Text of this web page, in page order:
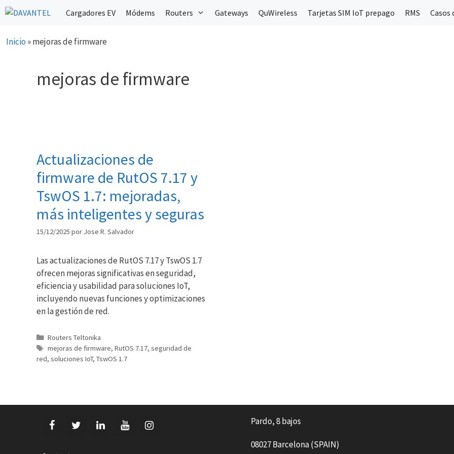
Saltar
al
Cargadores EV Módems Routers Gateways QuWireless Tarjetas SIM IoT prepago RMS Casos
Inicio »mejoras de firmware
mejoras de firmware
Actualizaciones de
firmware de RutOS 7.17 y
TswOS 1.7: mejoradas,
más inteligentes y seguras
15/12/2025 por Jose R. Salvador
Las actualizaciones de RutOS 7.17 y TswOS 1.7
ofrecen mejoras significativas en seguridad,
eficiencia y usabilidad para soluciones IoT,
incluyendo nuevas funciones y optimizaciones
en la gestión de red.
Categorías
Routers Teltonika
Etiquetas
mejoras de firmware, RutOS 7.17, seguridad de
red, soluciones IoT, TswOS 1.7
Pardo, 8 bajos
08027 Barcelona (SPAIN)